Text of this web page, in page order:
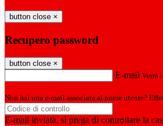
button close ×
Recupero password
button close ×
E-mail Verrà
Non hai una e-mail associata al nome utente?
E-mail inviata, si prega di controllare la